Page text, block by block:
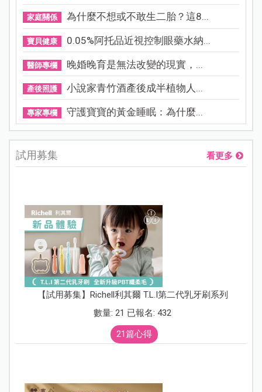
家庭關係 為什麼不想或不敢生二胎？這8...
寶貝健康 0.05%阿托品近視控制眼藥水納...
醫師專欄 晚婚晚育是無法改變的現實，...
產後照護 小說家青竹酒產後成半植物人...
專家專欄 守護寶寶的黃金睡眠：為什麼...
試用募集 看更多
【試用募集】Richell利其爾 T.L.I第二代乳牙刷系列
數量: 21 已報名: 432
21篇心得